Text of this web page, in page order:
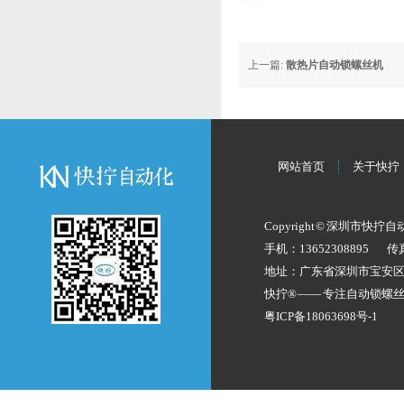
上一篇: 散热片自动锁螺丝机
网站首页 关于快拧
Copyright © 深圳市快拧自
手机：13652308895
传
地址：广东省深圳市宝安
快拧® —— 专注自动锁螺
粤ICP备18063698号-1